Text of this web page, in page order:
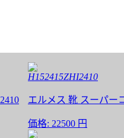
H152415ZHI2410
エルメス 靴 スーパーコピ
価格:22500 円